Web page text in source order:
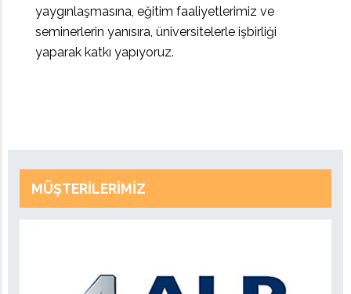
yaygınlaşmasına, eğitim faaliyetlerimiz ve
seminerlerin yanısıra, üniversitelerle işbirliği
yaparak katkı yapıyoruz.
MÜŞTERILERIMIZ